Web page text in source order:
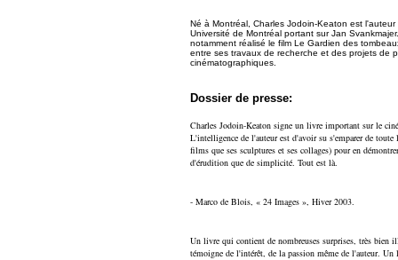
Né à Montréal, Charles Jodoin-Keaton est
Université de Montréal portant sur Jan
notamment réalisé le film Le Gardien des
entre ses travaux de recherche et des projets de
cinématographiques.
Dossier de presse:
Charles Jodoin-Keaton signe un livre important sur le
L'intelligence de l'auteur est d'avoir su s'emparer de
films que ses sculptures et ses collages) pour en
d'érudition que de simplicité. Tout est là.
- Marco de Blois, « 24 Images », Hiver 2003.
Un livre qui contient de nombreuses surprises, très bien
témoigne de l'intérêt, de la passion même de l'auteur.